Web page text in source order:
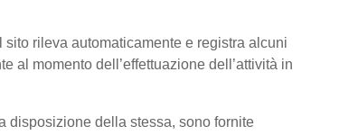
rileva automaticamente e registra alcuni
al momento dell’effettuazione dell’attività in
disposizione della stessa, sono fornite